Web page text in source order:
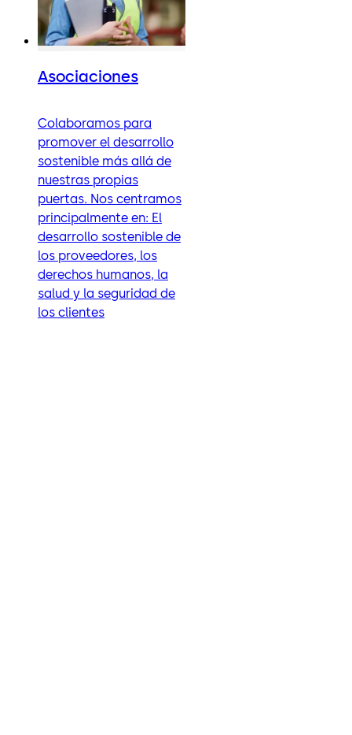
Asociaciones
Colaboramos para
promover el desarrollo
sostenible más allá de
nuestras propias
puertas. Nos centramos
principalmente en: El
desarrollo sostenible de
los proveedores, los
derechos humanos, la
salud y la seguridad de
los clientes